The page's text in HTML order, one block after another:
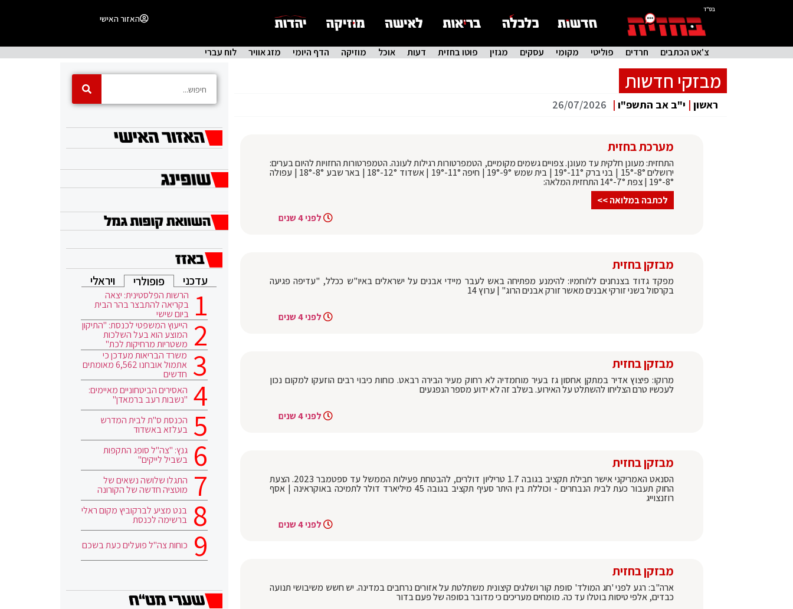
בס"ד
האזור האישי
צ'אט הכתבים חרדים פוליטי מקומי עסקים מגזין פוטו בחזית דעות אוכל מוזיקה הדף היומי מזג אוויר לוח עברי
מבזקי חדשות
ראשון | י"ב אב התשפ"ו |
26/07/2026
מערכת בחזית
התחזית: מעונן חלקית עד מעונן. צפויים גשמים מקומיים, הטמפרטורות רגילות לעונה. הטמפרטורות החזויות להיום בערים:
ירושלים 8°-15° | בני ברק 11°-19° | בית שמש 9°-19° | חיפה 11°-19° | אשדוד 12°-18° | באר שבע 8°-18° | עפולה
8°-19° | צפת 7°-14° התחזית המלאה:
לכתבה במלואה >>
לפני 4 שנים
מבזקן בחזית
מפקד גדוד בצנחנים ללוחמיו: להימנע מפתיחה באש לעבר מיידי אבנים על ישראלים באיו"ש ככלל, "עדיפה פגיעה
בקרסול בשני זורקי אבנים מאשר זורק אבנים הרוג" | ערוץ 14
לפני 4 שנים
מבזקן בחזית
מרוקו: פיצוץ אדיר במתקן אחסון גז בעיר מוחמדיה לא רחוק מעיר הבירה רבאט. כוחות כיבוי רבים הוזעקו למקום נכון
לעכשיו טרם הצליחו להשתלט על האירוע. בשלב זה לא ידוע מספר הנפגעים
לפני 4 שנים
מבזקן בחזית
הסנאט האמריקני אישר חבילת תקציב בגובה 1.7 טריליון דולרים, להבטחת פעילות הממשל עד ספטמבר 2023. הצעת
החוק תעבור כעת לבית הנבחרים - וכוללת בין היתר סעיף תקציב בגובה 45 מיליארד דולר לתמיכה באוקראינה | אסף
רוזנצוייג
לפני 4 שנים
מבזקן בחזית
ארה"ב: רגע לפני 'חג המולד' סופת קור ושלגים קיצונית משתלטת על אזורים נרחבים במדינה. יש חשש משיבושי תנועה
כבדים, אלפי טיסות בוטלו עד כה. מומחים מעריכים כי מדובר בסופה של פעם בדור
עדכני פופולרי ויראלי
הרשות הפלסטינית: יצאה
בקריאה להתבצר בהר הבית
ביום שישי
הייעוץ המשפטי לכנסת: "התיקון
המוצע הוא בעל השלכות
משטריות מרחיקות לכת"
משרד הבריאות מעדכן כי
אתמול אובחנו 6,562 מאומתים
חדשים
האסירים הביטחוניים מאיימים:
"נשבות רעב ברמאדן"
הכנסת ס"ת לבית המדרש
בעלזא באשדוד
גנץ: "צה"ל סופג התקפות
בשביל לייקים"
התגלו שלושה נשאים של
מוטציה חדשה של הקורונה
בנט מציע לברקוביץ מקום ראלי
ברשימה לכנסת
כוחות צה"ל פועלים כעת בשכם